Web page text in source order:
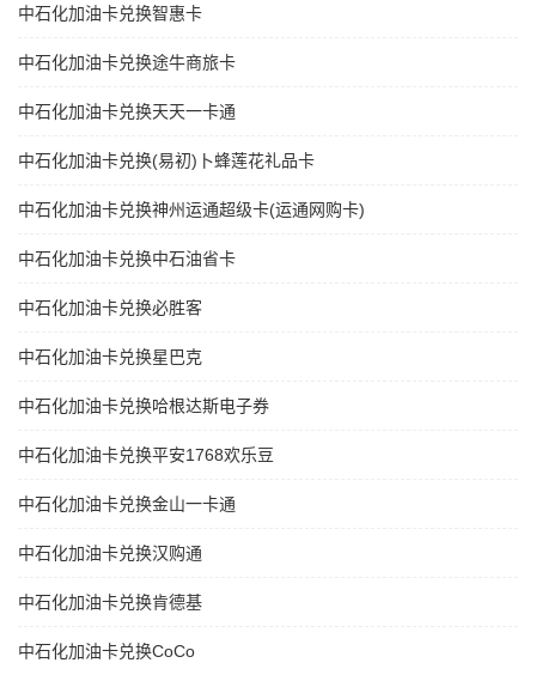
中石化加油卡兑换智惠卡
中石化加油卡兑换途牛商旅卡
中石化加油卡兑换天天一卡通
中石化加油卡兑换(易初)卜蜂莲花礼品卡
中石化加油卡兑换神州运通超级卡(运通网购卡)
中石化加油卡兑换中石油省卡
中石化加油卡兑换必胜客
中石化加油卡兑换星巴克
中石化加油卡兑换哈根达斯电子券
中石化加油卡兑换平安1768欢乐豆
中石化加油卡兑换金山一卡通
中石化加油卡兑换汉购通
中石化加油卡兑换肯德基
中石化加油卡兑换CoCo